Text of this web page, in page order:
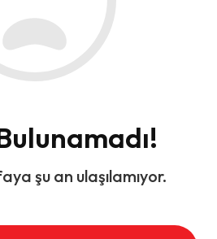
şu an ulaşılamıyor.